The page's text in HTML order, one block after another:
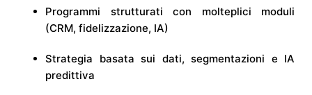
Programmi strutturati con molteplici moduli
(CRM, fidelizzazione, IA)
Strategia basata sui dati, segmentazioni e IA
predittiva